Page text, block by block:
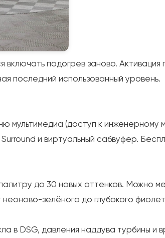
подогрев заново. Активация
последний использованный уровень.
мультимедиа (доступ к инженерному
и виртуальный сабвуфер.
до 30 новых оттенков. Можно
зелёного до глубокого
в DSG, давления наддува турбины и